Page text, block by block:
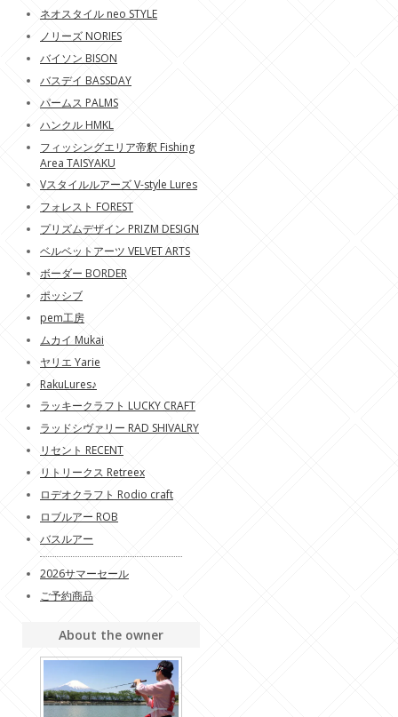
ネオスタイル neo STYLE
ノリーズ NORIES
バイソン BISON
バスデイ BASSDAY
パームス PALMS
ハンクル HMKL
フィッシングエリア帝釈 Fishing
Area TAISYAKU
Vスタイルルアーズ V-style Lures
フォレスト FOREST
プリズムデザイン PRIZM DESIGN
ベルベットアーツ VELVET ARTS
ボーダー BORDER
ポッシブ
pem工房
ムカイ Mukai
ヤリエ Yarie
RakuLures♪
ラッキークラフト LUCKY CRAFT
ラッドシヴァリー RAD SHIVALRY
リセント RECENT
リトリークス Retreex
ロデオクラフト Rodio craft
ロブルアー ROB
バスルアー
2026サマーセール
ご予約商品
About the owner